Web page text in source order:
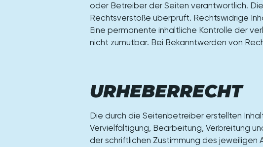
oder Betreiber der Seiten verantwortlich.
Rechtsverstöße überprüft. Rechtswidrige
Eine permanente inhaltliche Kontrolle der
nicht zumutbar. Bei Bekanntwerden von
URHEBERRECHT
Die durch die Seitenbetreiber erstellten
Vervielfältigung, Bearbeitung, Verbreitung
der schriftlichen Zustimmung des jeweiligen